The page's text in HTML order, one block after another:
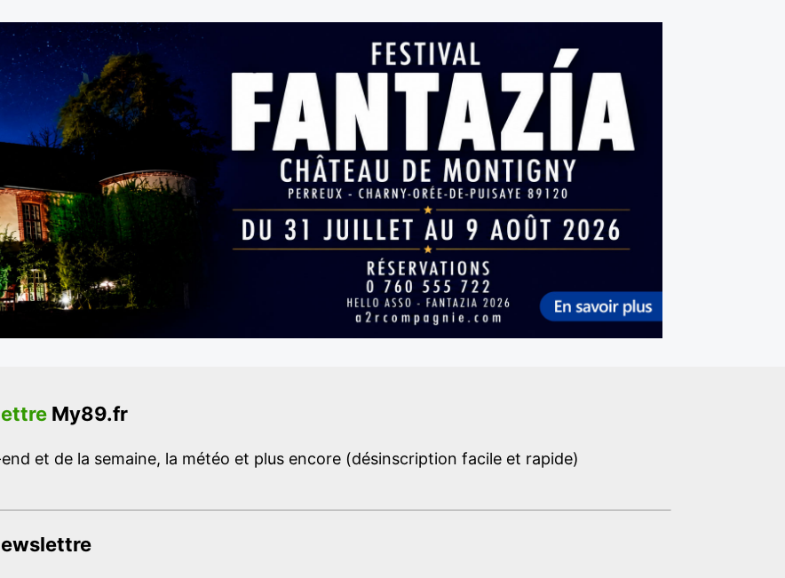
My89.fr
et de la semaine, la météo et plus encore (désinscription facile et rapide)